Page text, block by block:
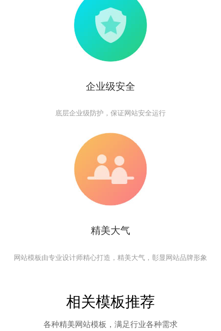
企业级安全
底层企业级防护，保证网站安全运行
精美大气
网站模板由专业设计师精心打造，精美大气，彰显网站品牌形象
相关模板推荐
各种精美网站模板，满足行业各种需求